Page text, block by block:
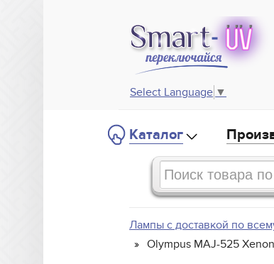
Select Language ▼
Каталог
Лампы с доставкой по
Olympus MAJ-525 Xenon